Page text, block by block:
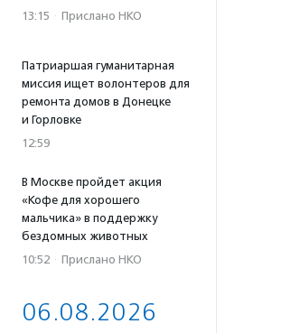
13:15 · Прислано НКО
Патриаршая гуманитарная
миссия ищет волонтеров для
ремонта домов в Донецке
и Горловке
12:59
В Москве пройдет акция
«Кофе для хорошего
мальчика» в поддержку
бездомных животных
10:52 · Прислано НКО
06.08.2026